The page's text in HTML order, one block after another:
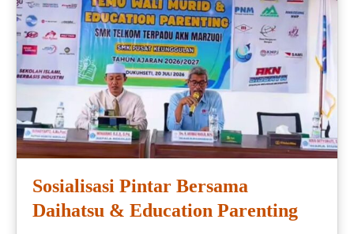
Sosialisasi Pintar Bersama
Daihatsu & Education Parenting